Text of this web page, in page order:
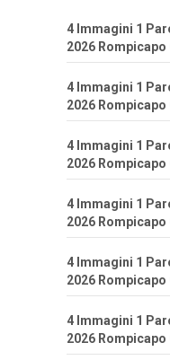
4 Immagini 1
2026
4 Immagini 1
2026
4 Immagini 1
2026
4 Immagini 1
2026
4 Immagini 1
2026
4 Immagini 1
2026